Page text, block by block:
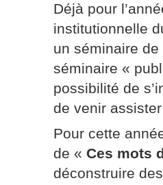
Déjà pour
institutionnelle
un séminaire
séminaire «
possibilité de
de venir
Pour cette
de « Ces mots
déconstruire